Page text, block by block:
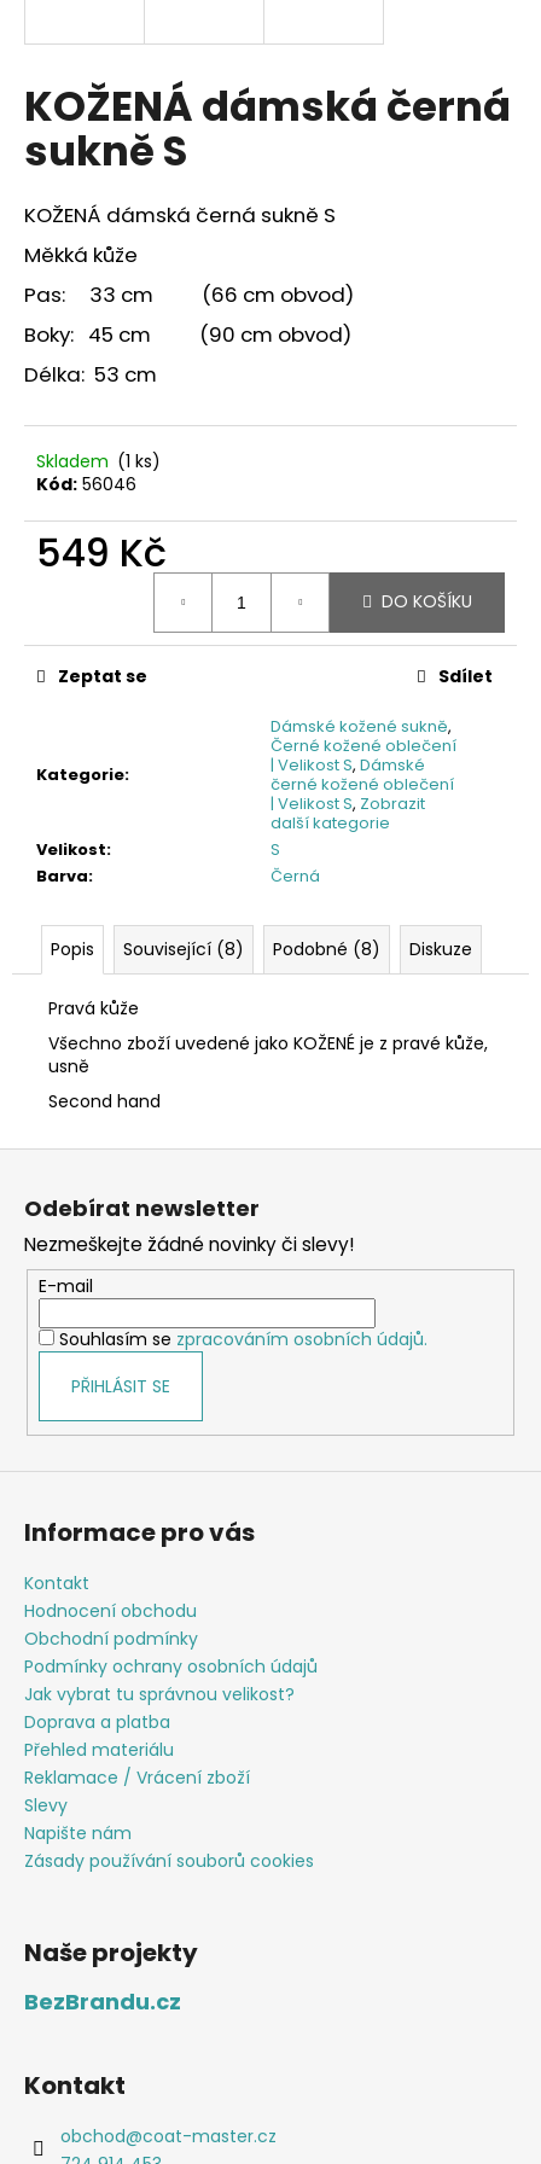
KOŽENÁ dámská černá
sukně S
KOŽENÁ dámská černá sukně S
Měkká kůže
Pas: 33 cm (66 cm obvod)
Boky: 45 cm (90 cm obvod)
Délka: 53 cm
Skladem (1 ks)
Kód: 56046
549 Kč
DO KOŠÍKU
Kategorie:
Dámské kožené sukně,
Černé kožené oblečení
| Velikost S, Dámské
černé kožené oblečení
| Velikost S, Zobrazit
další kategorie
Velikost:
S
Barva: Černá
Zeptat se Sdílet
Popis Související (8) Podobné (8) Diskuze
Pravá kůže
Všechno zboží uvedené jako KOŽENÉ je z pravé kůže,
usně
Second hand
í
t
?
Z
Odebírat newsletter
Nezmeškejte žádné novinky či slevy!
E-mail
Souhlasím se zpracováním osobních údajů.
PŘIHLÁSIT SE
Informace pro vás
Kontakt
Hodnocení obchodu
Obchodní podmínky
Podmínky ochrany osobních údajů
Jak vybrat tu správnou velikost?
Doprava a platba
Přehled materiálu
Reklamace / Vrácení zboží
Slevy
Napište nám
Zásady používání souborů cookies
Naše projekty
BezBrandu.cz
Kontakt
obchod@coat-master.cz